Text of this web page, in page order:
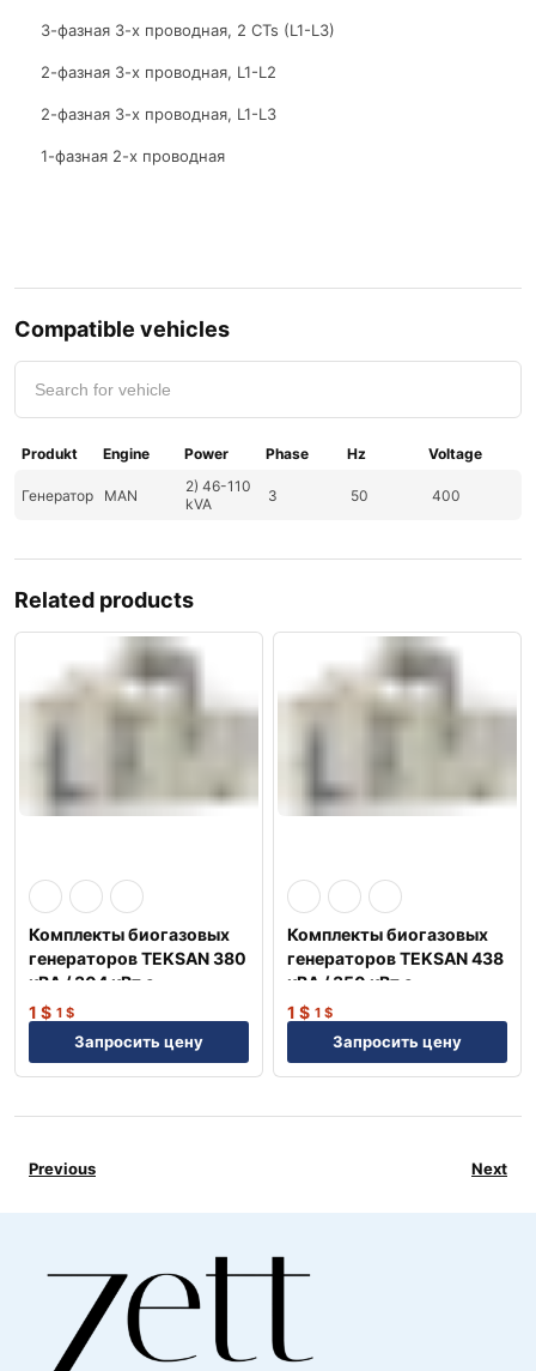
3-фазная 3-х проводная, 2 CTs (L1-L3)
2-фазная 3-х проводная, L1-L2
2-фазная 3-х проводная, L1-L3
1-фазная 2-х проводная
Compatible vehicles
Produkt Engine Power Phase Hz Voltage
Генератор MAN
2) 46-110
kVA
3 50 400
Related products
Комплекты биогазовых
генераторов TEKSAN 380
кВА / 304 кВт с
двигателем PERKINS
Англия
1 $ 1 $
Запросить цену
Комплекты биогазовых
генераторов TEKSAN 438
кВА / 350 кВт с
двигателем MAN
Немецкий
1 $ 1 $
Запросить цену
Previous Next